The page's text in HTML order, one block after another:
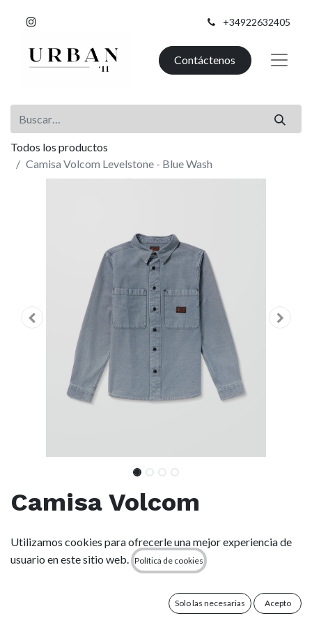
+34922632405
Contáctenos
Todos los productos
Camisa Volcom Levelstone - Blue Wash
Camisa Volcom
Levelstone - Blue Wash
(0 reseña)
Utilizamos cookies para ofrecerle una mejor experiencia de
usuario en este sitio web.
Política de cookies
Solo las necesarias Acepto